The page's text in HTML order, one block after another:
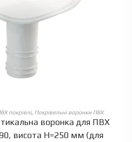
ОПЦІЇ
покрівлі, Покрівельні воронки ПВХ
воронка для ПВХ
висота Н=250 мм (для